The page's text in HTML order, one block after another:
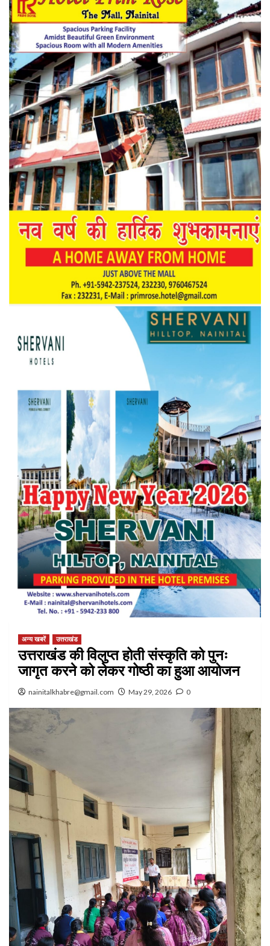
अन्य खबरें उत्तराखंड
उत्तराखंड की विलुप्त होती संस्कृति को पुनः
जागृत करने को लेकर गोष्ठी का हुआ आयोजन
nainitalkhabre@gmail.com May 29, 2026 0